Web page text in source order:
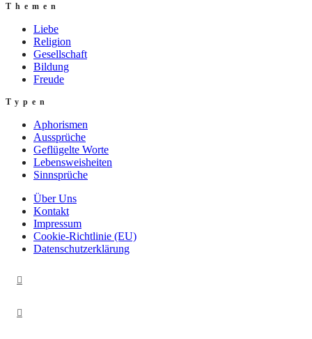
Themen
Liebe
Religion
Gesellschaft
Bildung
Freude
Typen
Aphorismen
Aussprüche
Geflügelte Worte
Lebensweisheiten
Sinnsprüche
Über Uns
Kontakt
Impressum
Cookie-Richtlinie (EU)
Datenschutzerklärung